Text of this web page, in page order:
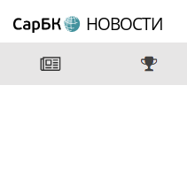
НОВОСТИ